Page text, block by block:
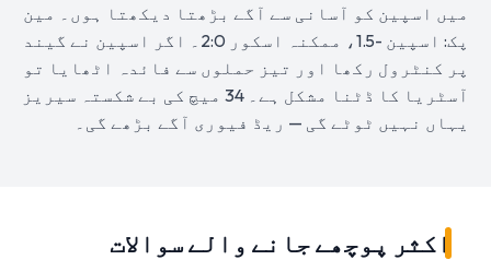
میں اسپین کو آسانی سے آگے بڑھتا دیکھتا ہوں۔ مین
پک: اسپین -1.5، ممکنہ اسکور 2:0۔ اگر اسپین نے گیند
پر کنٹرول رکھا اور تیز حملوں سے فائدہ اٹھایا تو
آسٹریا کا ڈٹنا مشکل ہے۔ 34 میچ کی بے شکستہ سیریز
یہاں نہیں ٹوٹے گی — ریڈ فیوری آگے بڑھے گی۔
اکثر پوچھے جانے والے سوالات